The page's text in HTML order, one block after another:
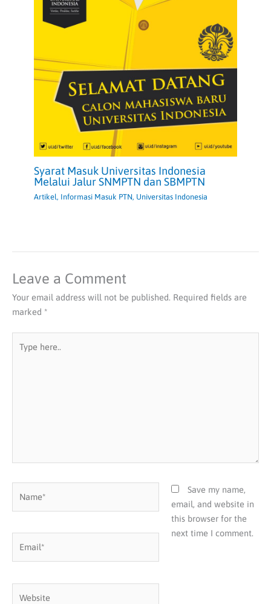
Syarat Masuk Universitas Indonesia
Melalui Jalur SNMPTN dan SBMPTN
Artikel, Informasi Masuk PTN, Universitas Indonesia
Leave a Comment
Your email address will not be published. Required fields are
marked *
here..
Save my name,
email, and website in
this browser for the
next time I comment.